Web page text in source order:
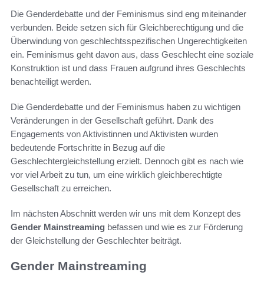
Die Genderdebatte und der Feminismus sind eng miteinander
verbunden. Beide setzen sich für Gleichberechtigung und die
Überwindung von geschlechtsspezifischen Ungerechtigkeiten
ein. Feminismus geht davon aus, dass Geschlecht eine soziale
Konstruktion ist und dass Frauen aufgrund ihres Geschlechts
benachteiligt werden.
Die Genderdebatte und der Feminismus haben zu wichtigen
Veränderungen in der Gesellschaft geführt. Dank des
Engagements von Aktivistinnen und Aktivisten wurden
bedeutende Fortschritte in Bezug auf die
Geschlechtergleichstellung erzielt. Dennoch gibt es nach wie
vor viel Arbeit zu tun, um eine wirklich gleichberechtigte
Gesellschaft zu erreichen.
Im nächsten Abschnitt werden wir uns mit dem Konzept des
Gender Mainstreaming befassen und wie es zur Förderung
der Gleichstellung der Geschlechter beiträgt.
Gender Mainstreaming